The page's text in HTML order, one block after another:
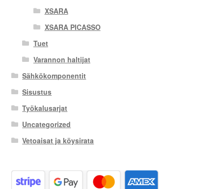
XSARA
XSARA PICASSO
Tuet
Varannon haltijat
Sähkökomponentit
Sisustus
Työkalusarjat
Uncategorized
Vetoaisat ja köysirata